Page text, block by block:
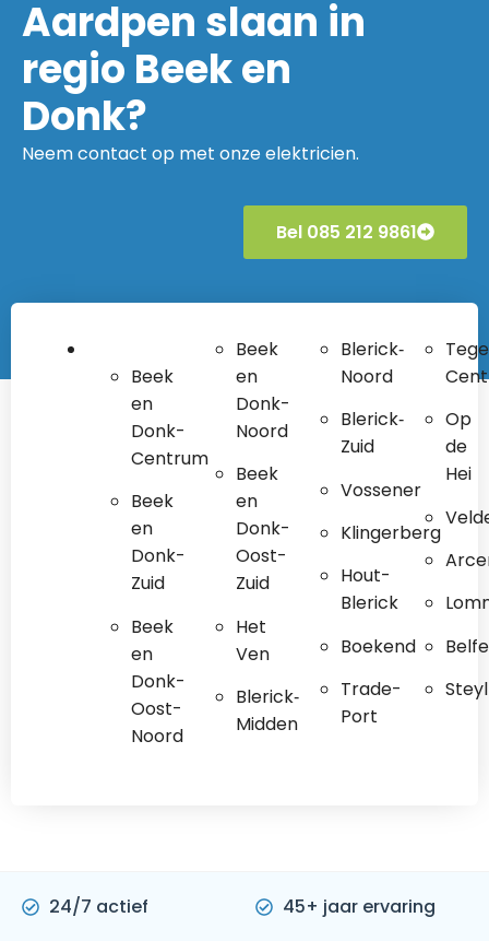
Aardpen slaan in
regio Beek en
Donk?
Neem contact op met onze elektricien.
Bel 085 212 9861
Beek
en
Donk-
Centrum
Beek
en
Donk-
Zuid
Beek
en
Donk-
Oost-
Noord
Beek
en
Donk-
Noord
Beek
en
Donk-
Oost-
Zuid
Het
Ven
Blerick‐
Midden
Blerick‐
Noord
Blerick‐
Zuid
Vossener
Klingerberg
Hout-
Blerick
Boekend
Trade-
Port
Op
de
Hei
Steyl
24/7 actief
45+ jaar ervaring